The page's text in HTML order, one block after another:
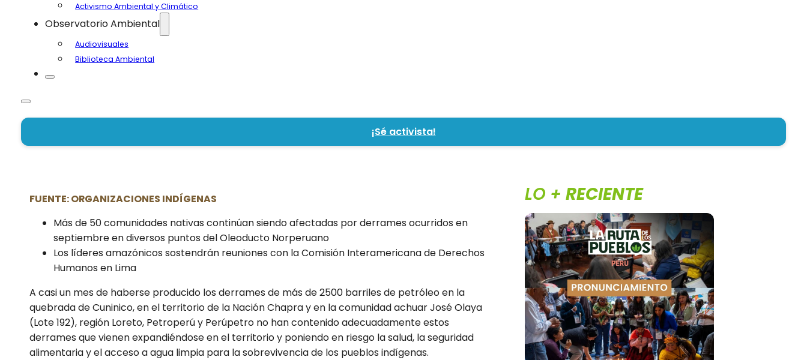
Activismo Ambiental y Climático
Observatorio Ambiental
Audiovisuales
Biblioteca Ambiental
¡Sé activista!
LÍDERES AMAZÓNICOS LLEGAN
A LIMA EN BÚSQUEDA DE
ATENCIÓN A LOS DAÑOS EN
SUS COMUNIDADES
Por rosarivas|10 de octubre de 2022
FUENTE: ORGANIZACIONES INDÍGENAS
Más de 50 comunidades nativas continúan siendo afectadas por derrames ocurridos en
septiembre en diversos puntos del Oleoducto Norperuano
Los líderes amazónicos sostendrán reuniones con la Comisión Interamericana de Derechos
Humanos en Lima
A casi un mes de haberse producido los derrames de más de 2500 barriles de petróleo en la
quebrada de Cuninico, en el territorio de la Nación Chapra y en la comunidad achuar José Olaya
(Lote 192), región Loreto, Petroperú y Perúpetro no han contenido adecuadamente estos
derrames que vienen expandiéndose en el territorio y poniendo en riesgo la salud, la seguridad
alimentaria y el acceso a agua limpia para la sobrevivencia de los pueblos indígenas.
LO +RECIENTE
3 de agosto de 2026
Pronunciamiento: Borrador De
Solicitud De Facultades
Legislativas Evidencia Intención
De Debilitar Garantías
Socioambientales
Leer más